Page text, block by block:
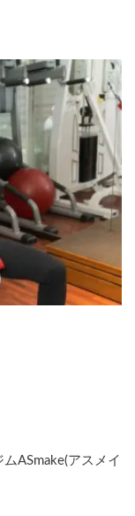
ASmake(アスメイ